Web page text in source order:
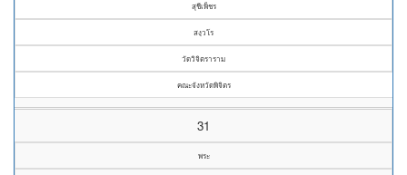
สุชีเพ็ชร
สงฺวโร
วัดวิจิตราราม
คณะจังหวัดพิจิตร
31
พระ